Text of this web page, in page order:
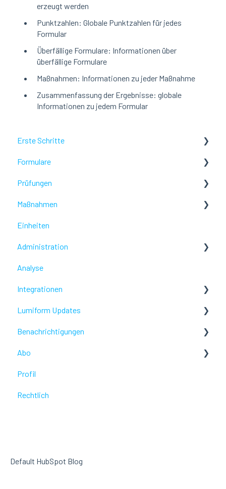
erzeugt werden
Punktzahlen: Globale Punktzahlen für jedes
Formular
Überfällige Formulare: Informationen über
überfällige Formulare
Maßnahmen: Informationen zu jeder Maßnahme
Zusammenfassung der Ergebnisse: globale
Informationen zu jedem Formular
Erste Schritte
Lumiform Grundlagen
Lumiform einrichten
Formulare
Konfiguriere Deine Berichte
Problembehebung
Prüfungen
Problembehebung
Maßnahmen
Problembehebung
Einheiten
Administration
Problembehebung
Profil
Analyse
Integrationen
Webhooks /Workflow Automatisierung
Lumiform Updates
Neue Eigenschaften
Benachrichtigungen
Problembehebung
Abo
Problembehebung
Profil
Rechtlich
Default HubSpot Blog